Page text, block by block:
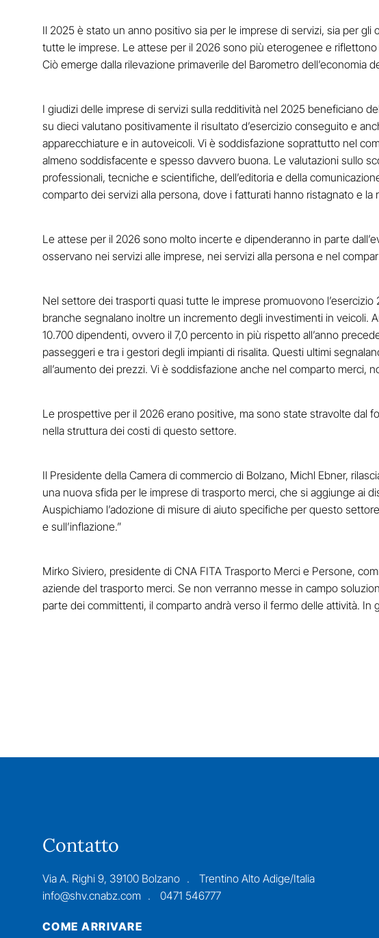
Il 2025 è stato un anno positivo sia per le imprese di servizi, sia per
tutte le imprese. Le attese per il 2026 sono più eterogenee e
Ciò emerge dalla rilevazione primaverile del Barometro dell’economia
I giudizi delle imprese di servizi sulla redditività nel 2025 beneficiano
su dieci valutano positivamente il risultato d’esercizio conseguito e
apparecchiature e in autoveicoli. Vi è soddisfazione soprattutto nel
almeno soddisfacente e spesso davvero buona. Le valutazioni sullo
professionali, tecniche e scientifiche, dell’editoria e della
comparto dei servizi alla persona, dove i fatturati hanno ristagnato e
Le attese per il 2026 sono molto incerte e dipenderanno in parte
osservano nei servizi alle imprese, nei servizi alla persona e nel
Nel settore dei trasporti quasi tutte le imprese promuovono
branche segnalano inoltre un incremento degli investimenti in veicoli.
10.700 dipendenti, ovvero il 7,0 percento in più rispetto all’anno
passeggeri e tra i gestori degli impianti di risalita. Questi ultimi
all’aumento dei prezzi. Vi è soddisfazione anche nel comparto merci,
Le prospettive per il 2026 erano positive, ma sono state stravolte dal
nella struttura dei costi di questo settore.
Il Presidente della Camera di commercio di Bolzano, Michl Ebner,
una nuova sfida per le imprese di trasporto merci, che si aggiunge ai
Auspichiamo l’adozione di misure di aiuto specifiche per questo
e sull’inflazione.”
Mirko Siviero, presidente di CNA FITA Trasporto Merci e Persone,
aziende del trasporto merci. Se non verranno messe in campo
parte dei committenti, il comparto andrà verso il fermo delle attività.
Contatto
Via A. Righi 9, 39100 Bolzano
Trentino Alto Adige/Italia
info@shv.cnabz.com
0471 546777
COME ARRIVARE